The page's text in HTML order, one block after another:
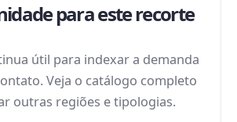
para este recorte
útil para indexar a demanda
Veja o catálogo completo
outras regiões e tipologias.